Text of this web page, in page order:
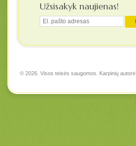
Užsisakyk naujienas!
© 2026. Visos teisės saugomos. Karpinių autorė